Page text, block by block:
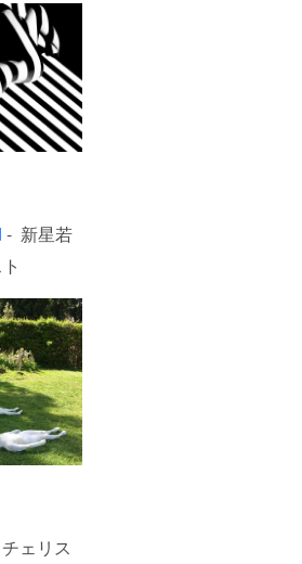
- 新星若
ェリス